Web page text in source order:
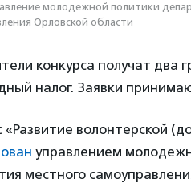
молодежной политики
Орловской области
конкурса получат два
налог. Заявки
«Развитие волонтерской
управлением
местного